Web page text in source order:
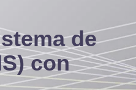
de
con